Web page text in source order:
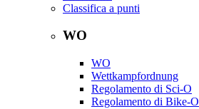
Classifica a punti
WO
WO
Wettkampfordnung
Regolamento di Sci-O
Regolamento di Bike-O